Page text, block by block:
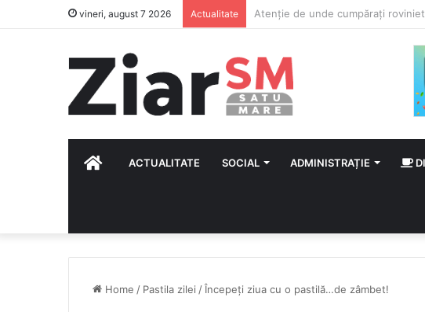
vineri, august 7 2026 Actualitate „Weekend în mișcare” continuă la
HOMEACTUALITATE SOCIAL ADMINISTRAȚIE
Home / Pastila zilei /Începeți ziua cu o pastilă…de zâmbet!